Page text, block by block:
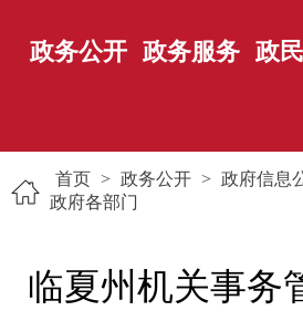
政务公开 政务服务 政
首页 > 政务公开 > 政府信息
政府各部门
临夏州机关事务